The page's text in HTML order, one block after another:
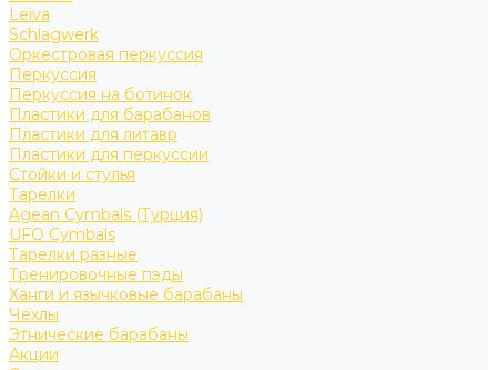
Leiva
Schlagwerk
Оркестровая перкуссия
Перкуссия
Перкуссия на ботинок
Пластики для барабанов
Пластики для литавр
Пластики для перкуссии
Стойки и стулья
Тарелки
Agean Cymbals (Турция)
UFO Cymbals
Тарелки разные
Тренировочные пэды
Ханги и язычковые барабаны
Чехлы
Этнические барабаны
Акции